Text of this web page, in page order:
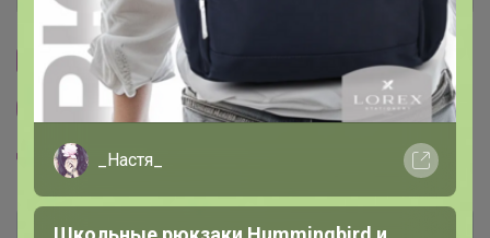
Cтраничка организатора
Другие СП организатора Happy Baby
Пристрой организатора Happy Baby
_Настя_